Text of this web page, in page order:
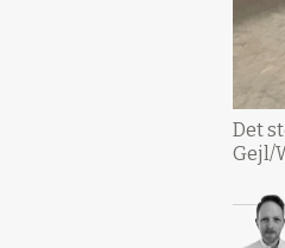
Det
Gejl/